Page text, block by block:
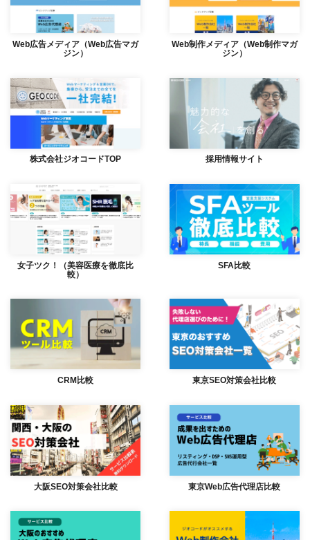
Web広告メディア（Web広告マガ
ジン）
Web制作メディア（Web制作マガ
ジン）
株式会社ジオコードTOP 採用情報サイト
女子ツク！（美容医療を徹底比
較）
SFA比較
CRM比較 東京SEO対策会社比較
大阪SEO対策会社比較 東京Web広告代理店比較